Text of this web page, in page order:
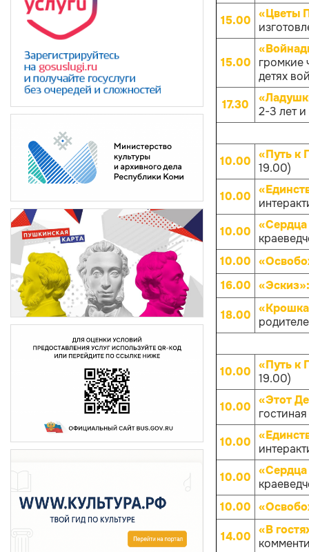
15.00 «Цветы
15.00
громкие
детях
17.30
2-3 лет
10.00 «Путь к
19.00)
10.00
10.00 «Сердца
10.00
16.00
18.00
10.00 «Путь к
19.00)
10.00 «Этот
гостиная
10.00
10.00 «Сердца
10.00
14.00 «В